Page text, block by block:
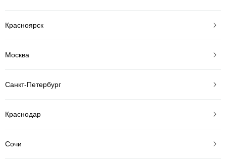
Красноярск
Москва
Санкт-Петербург
Краснодар
Сочи